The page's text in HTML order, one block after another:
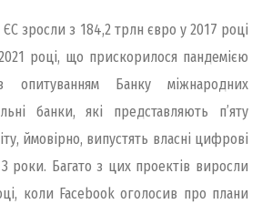
зросли з 184,2 трлн євро у 2017 році
році, що прискорилося пандемією
опитуванням Банку міжнародних
банки, які представляють п’яту
ймовірно, випустять власні цифрові
роки. Багато з цих проектів виросли
коли Facebook оголосив про плани